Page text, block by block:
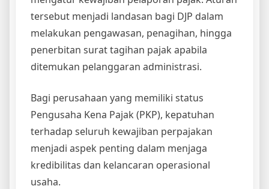
tersebut menjadi landasan bagi DJP dalam
melakukan pengawasan, penagihan, hingga
penerbitan surat tagihan pajak apabila
ditemukan pelanggaran administrasi.
Bagi perusahaan yang memiliki status
Pengusaha Kena Pajak (PKP), kepatuhan
terhadap seluruh kewajiban perpajakan
menjadi aspek penting dalam menjaga
kredibilitas dan kelancaran operasional
usaha.